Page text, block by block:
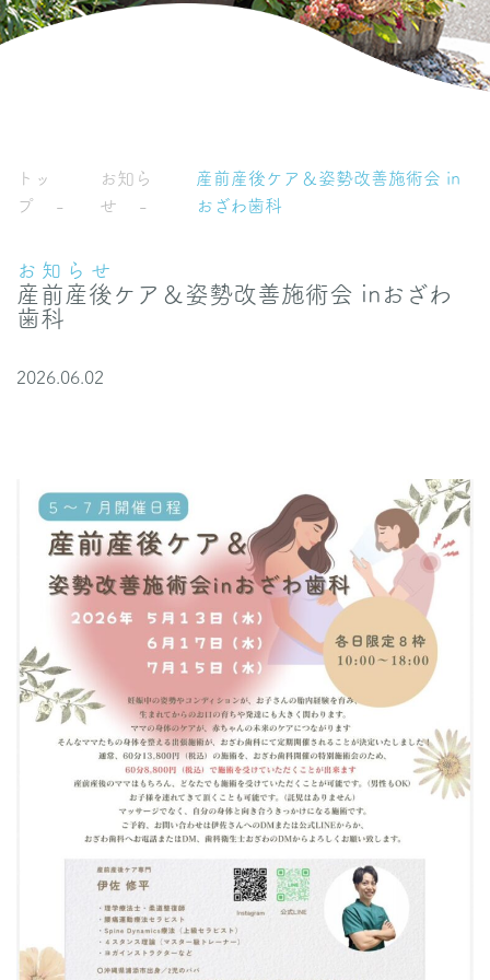
トッ
プ
お知ら
せ
産前産後ケア＆姿勢改善施術会 in
おざわ歯科
お知らせ
産前産後ケア＆姿勢改善施術会 inおざわ
歯科
2026.06.02